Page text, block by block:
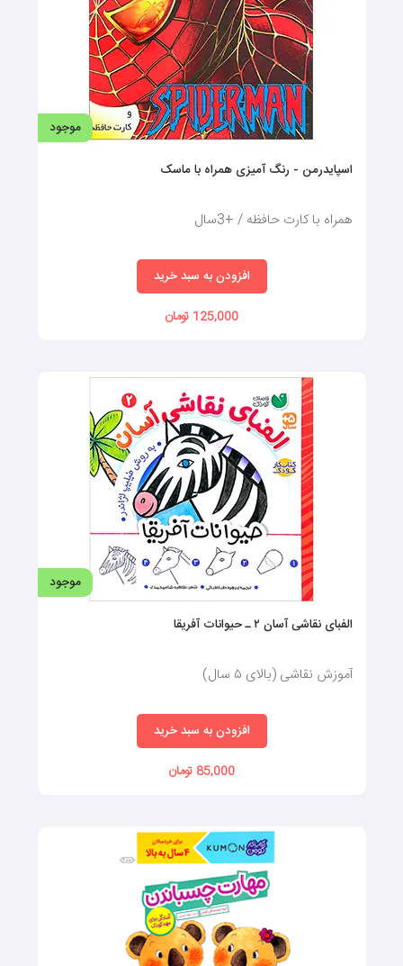
موجود
اسپایدرمن - رنگ آمیزی همراه با ماسک
همراه با کارت حافظه / +3سال
افزودن به سبد خرید
125,000 تومان
موجود
الفبای نقاشی آسان ۲ ـ حیوانات آفریقا
آموزش نقاشی (بالای ۵ سال)
افزودن به سبد خرید
85,000 تومان